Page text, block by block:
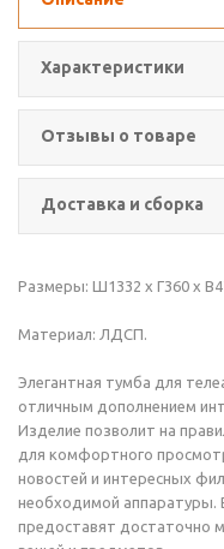
Характеристики
Отзывы о товаре
Доставка и сборка
Размеры: Ш1332 х Г360 х
Материал: ЛДСП.
Элегантная тумба для
отличным дополнением
Изделие позволит на
для комфортного
новостей и интересных
необходимой
предоставят достаточно